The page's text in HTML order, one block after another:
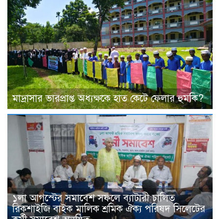
মাদ্রাসার ভারপ্রাপ্ত অধ্যক্ষকে হাত কেটে ফেলার হুমকি?
১লা আগস্টের সমাবেশ সফলে ব্যাটারী চালিত
রিকশাইজি বাইক মালিক শ্রমিক ঐক্য পরিষদ সিলেটের